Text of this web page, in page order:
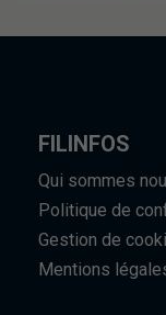
FILINFOS
Qui sommes
Politique de
Gestion de
Mentions